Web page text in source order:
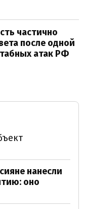
частично
после одной
атак РФ
нанесли
оно